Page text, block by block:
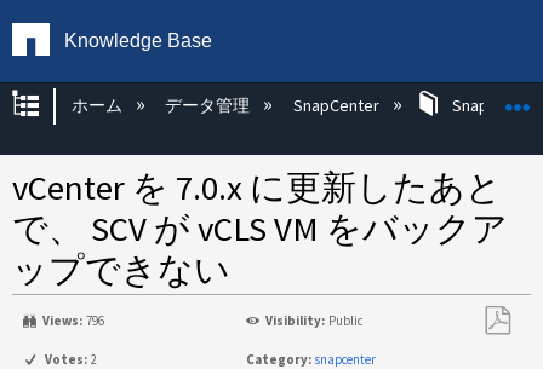
Knowledge Base
グローバル階層を展開/折りたたむ
ホーム データ管理 SnapCenter SnapCenter
vCenter を 7.0.x に更新したあと
で、 SCV が vCLS VM をバックア
ップできない
Views: 796 Visibility: Public
Votes: 2 Category: snapcenter